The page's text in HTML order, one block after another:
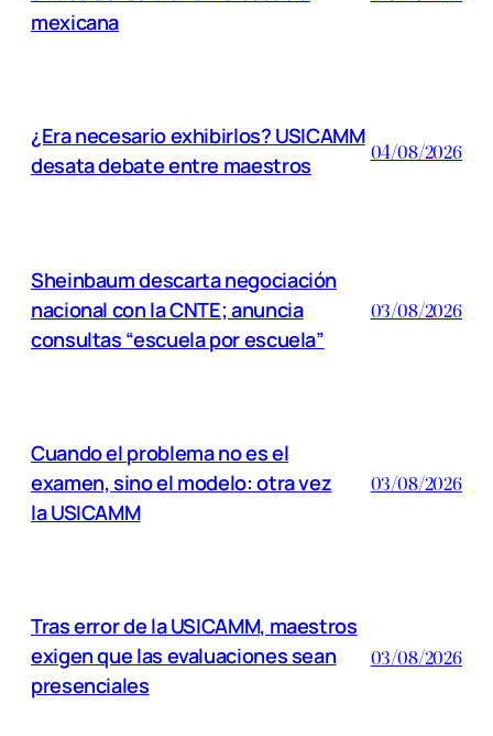
mexicana
¿Era necesario exhibirlos? USICAMM
desata debate entre maestros
04/08/2026
Sheinbaum descarta negociación
nacional con la CNTE; anuncia
consultas “escuela por escuela”
03/08/2026
Cuando el problema no es el
examen, sino el modelo: otra vez
la USICAMM
03/08/2026
Tras error de la USICAMM, maestros
exigen que las evaluaciones sean
presenciales
03/08/2026